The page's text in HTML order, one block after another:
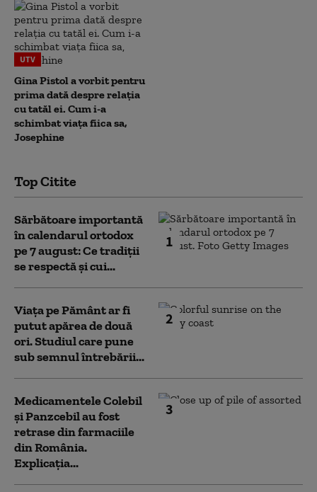
UTV
Gina Pistol a vorbit pentru
prima dată despre relația
cu tatăl ei. Cum i-a
schimbat viața fiica sa,
Josephine
Top Citite
1
Sărbătoare importantă
în calendarul ortodox
pe 7 august: Ce tradiții
se respectă și cui...
2
Viața pe Pământ ar fi
putut apărea de două
ori. Studiul care pune
sub semnul întrebării...
3
Medicamentele Colebil
și Panzcebil au fost
retrase din farmaciile
din România.
Explicația...